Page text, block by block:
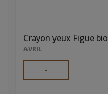
Crayon yeux Figue bio
AVRIL
-